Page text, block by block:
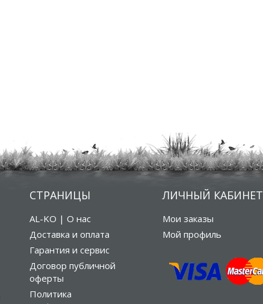
СТРАНИЦЫ
AL-KO | О нас
Доставка и оплата
Гарантия и сервис
Договор публичной
оферты
Политика
ЛИЧНЫЙ КАБИНЕТ
Мои заказы
Мой профиль